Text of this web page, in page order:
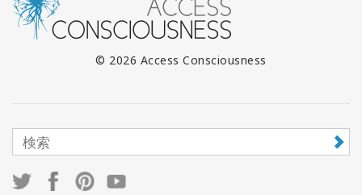
© 2026 Access Consciousness